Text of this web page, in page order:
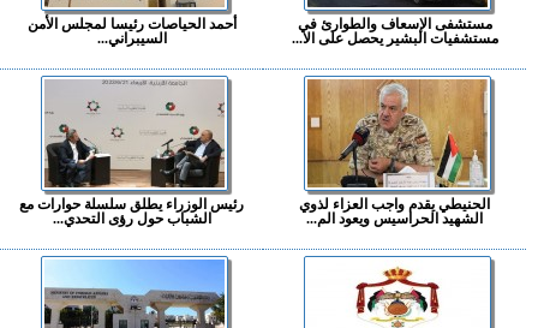
مستشفى الإسعاف والطوارئ في
مستشفيات البشير يحصل على الا...
أحمد الحياصات رئيسا لمجلس الأمن
السيبراني...
الحنيطي يقدم واجب العزاء لذوي
الشهيد الحراسيس ويعود الم...
رئيس الوزراء يطلق سلسلة حوارات مع
الشباب حول رؤى التحدي...